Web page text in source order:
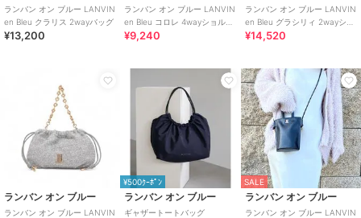
ランバン オン ブルー LANVIN
en Bleu クラリス 2wayバッグ
¥13,200
ランバン オン ブルー LANVIN
en Bleu コロレ 4wayショルダ
ーバッグ
¥9,240
ランバン オン ブルー LANVIN
en Bleu グラシリィ 2wayショ
ルダーバッグ
¥14,520
ランバン オン ブルー
ランバン オン ブルー LANVIN
¥500ｸｰﾎﾟﾝ
ランバン オン ブルー
ギャザートートバッグ
SALE
ランバン オン ブルー
ランバン オン ブルー LANVIN